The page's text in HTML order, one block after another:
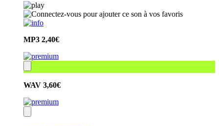
MP3 2,40€
WAV 3,60€